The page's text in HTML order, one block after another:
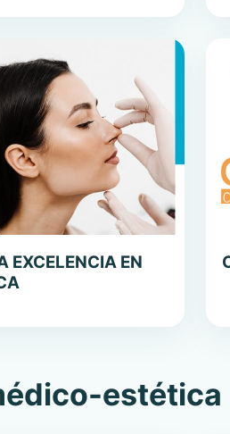
EXCELENCIA EN
estética